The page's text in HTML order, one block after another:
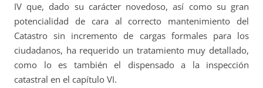
IV que, dado su carácter novedoso, así como su gran
potencialidad de cara al correcto mantenimiento del
Catastro sin incremento de cargas formales para los
ciudadanos, ha requerido un tratamiento muy detallado,
como lo es también el dispensado a la inspección
catastral en el capítulo VI.